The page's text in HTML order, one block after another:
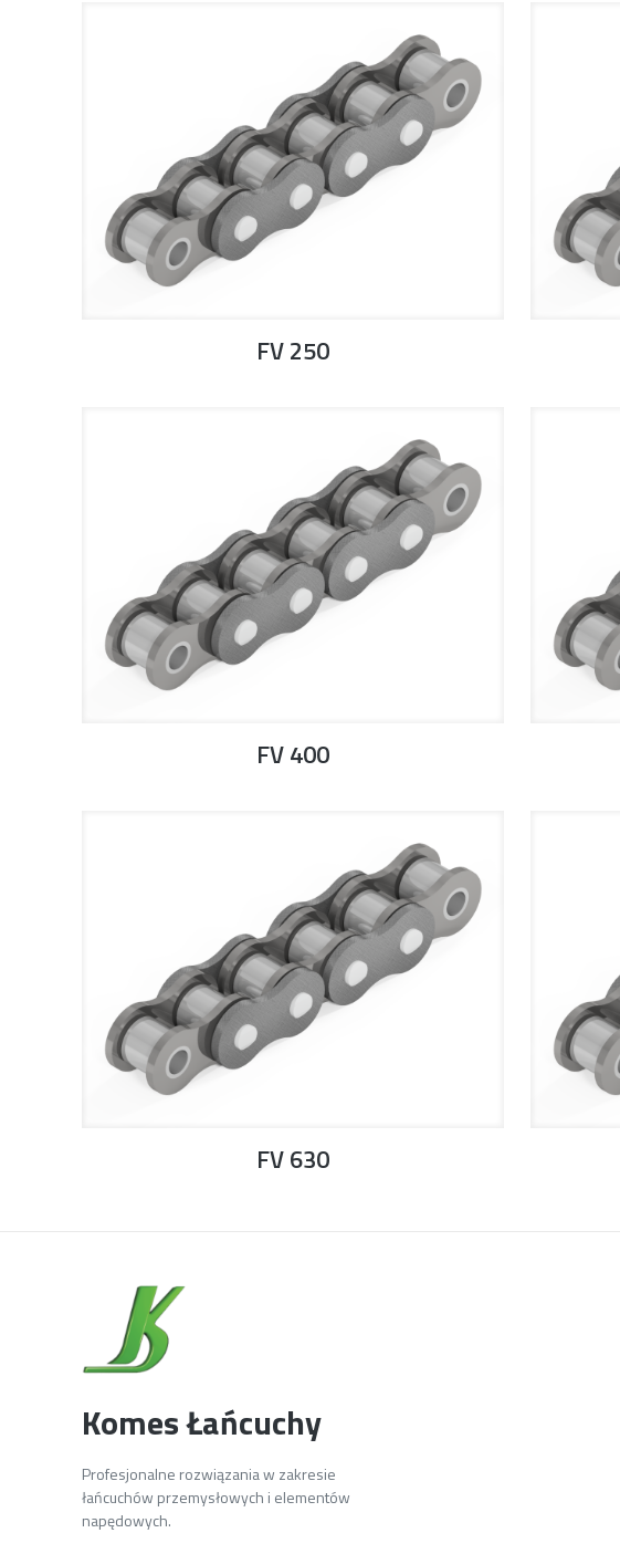
FV 250
FV 400
FV 630
Komes Łańcuchy
Profesjonalne rozwiązania w zakresie
łańcuchów przemysłowych i elementów
napędowych.